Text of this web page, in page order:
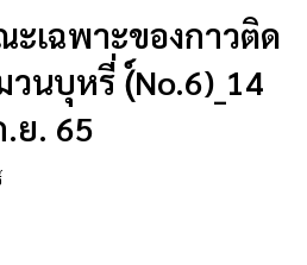
เฉพาะของกาวติด
วนบุหรี่ (์No.6)_14
.ย. 65